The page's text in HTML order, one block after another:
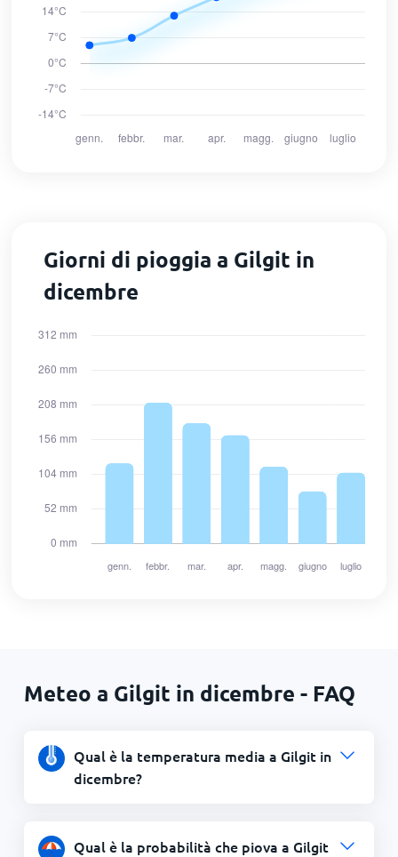
Giorni di pioggia a Gilgit in
dicembre
Meteo a Gilgit in dicembre - FAQ
Qual è la temperatura media a Gilgit in
dicembre?
Qual è la probabilità che piova a Gilgit